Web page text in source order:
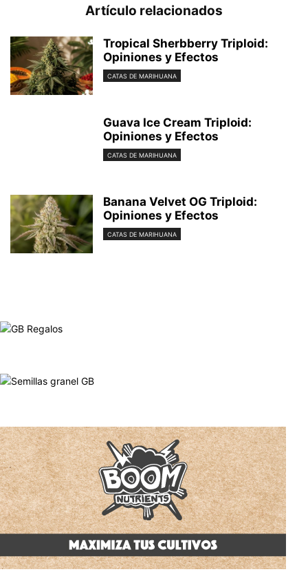
Artículo relacionados
Tropical Sherbberry Triploid:
Opiniones y Efectos
CATAS DE MARIHUANA
Guava Ice Cream Triploid:
Opiniones y Efectos
CATAS DE MARIHUANA
Banana Velvet OG Triploid:
Opiniones y Efectos
CATAS DE MARIHUANA